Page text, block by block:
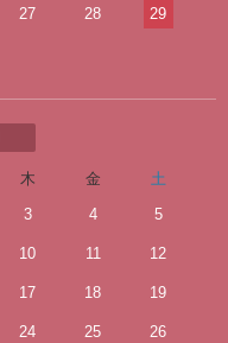
27 28 29
木 金
土
3 4 5
10 11 12
17 18 19
24 25 26